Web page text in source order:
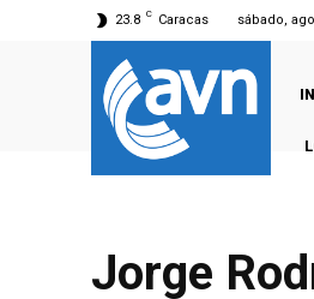
23.8 C Caracas sábado,
Jorge